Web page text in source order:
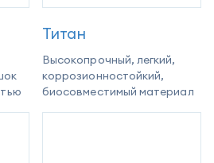
Титан
Высокопрочный, легкий,
коррозионностойкий,
биосовместимый материал